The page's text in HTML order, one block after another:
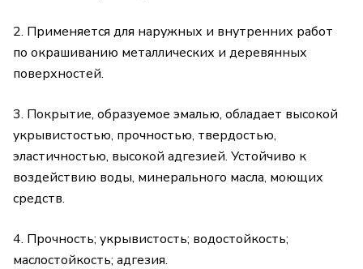
2. Применяется для наружных и внутренних работ
по окрашиванию металлических и деревянных
поверхностей.
3. Покрытие, образуемое эмалью, обладает высокой
укрывистостью, прочностью, твердостью,
эластичностью, высокой адгезией. Устойчиво к
воздействию воды, минерального масла, моющих
средств.
4. Прочность; укрывистость; водостойкость;
маслостойкость; адгезия.